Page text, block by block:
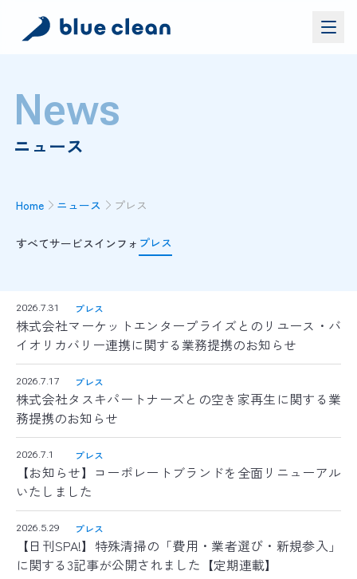
サービス
バイオリカバリー
施工実績
お問い合わせ
資料ダウンロード
0120-552-052
バイオリカバリー は米国ABRAの規格を
日本国内向けに適応した空間衛生のための規格です
News
ニュース
Home ニュース プレス
すべてサービスインフォ プレス
2026.7.31 プレス
株式会社マーケットエンタープライズとのリユース・バ
イオリカバリー連携に関する業務提携のお知らせ
2026.7.17 プレス
株式会社タスキパートナーズとの空き家再生に関する業
務提携のお知らせ
2026.7.1 プレス
【お知らせ】コーポレートブランドを全面リニューアル
いたしました
2026.5.29 プレス
【日刊SPA!】特殊清掃の「費用・業者選び・新規参入」
に関する3記事が公開されました【定期連載】